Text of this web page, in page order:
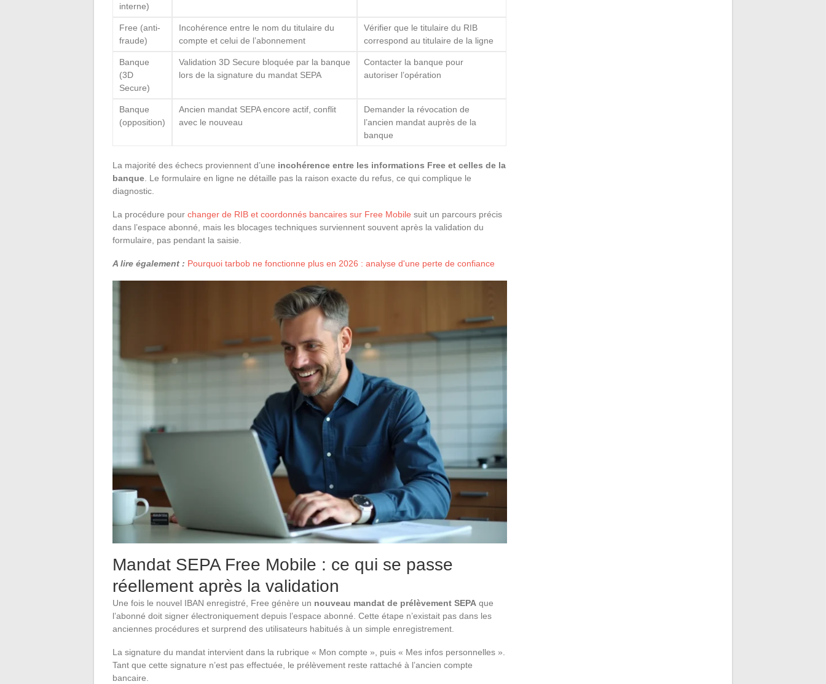
interne)
Free (anti-
fraude)
Incohérence entre le nom du titulaire du
compte et celui de l’abonnement
Vérifier que le titulaire du RIB
correspond au titulaire de la ligne
Banque
(3D
Secure)
Validation 3D Secure bloquée par la banque
lors de la signature du mandat SEPA
Contacter la banque pour
autoriser l’opération
Banque
(opposition)
Ancien mandat SEPA encore actif, conflit
avec le nouveau
Demander la révocation de
l’ancien mandat auprès de la
banque
La majorité des échecs proviennent d’une incohérence entre les informations Free et celles de la
banque . Le formulaire en ligne ne détaille pas la raison exacte du refus, ce qui complique le
diagnostic.
La procédure pour changer de RIB et coordonnés bancaires sur Free Mobile suit un parcours précis
dans l’espace abonné, mais les blocages techniques surviennent souvent après la validation du
formulaire, pas pendant la saisie.
A lire également : Pourquoi tarbob ne fonctionne plus en 2026 : analyse d'une perte de confiance
Mandat SEPA Free Mobile : ce qui se passe
réellement après la validation
Une fois le nouvel IBAN enregistré, Free génère un nouveau mandat de prélèvement SEPA que
l’abonné doit signer électroniquement depuis l’espace abonné. Cette étape n’existait pas dans les
anciennes procédures et surprend des utilisateurs habitués à un simple enregistrement.
La signature du mandat intervient dans la rubrique « Mon compte », puis « Mes infos personnelles ».
Tant que cette signature n’est pas effectuée, le prélèvement reste rattaché à l’ancien compte
bancaire.